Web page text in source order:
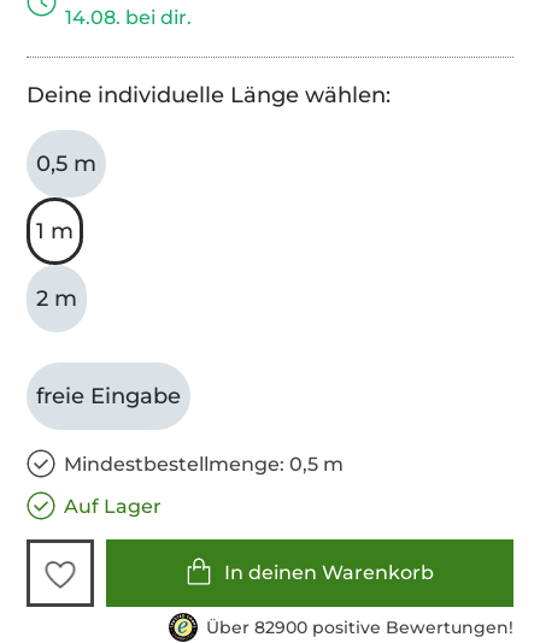
14.08. bei dir.
Deine individuelle Länge wählen:
0,5 m
1 m
2 m
freie Eingabe
Mindestbestellmenge: 0,5 m
Auf Lager
In deinen Warenkorb
Über 82900 positive Bewertungen!